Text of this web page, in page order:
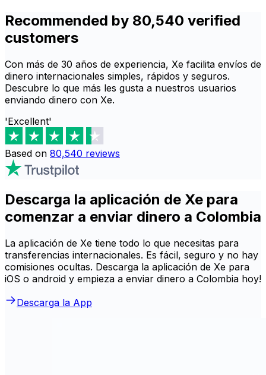
Recommended by 80,540 verified
customers
Con más de 30 años de experiencia, Xe facilita envíos de
dinero internacionales simples, rápidos y seguros.
Descubre lo que más les gusta a nuestros usuarios
enviando dinero con Xe.
'Excellent'
Based on 80,540 reviews
Descarga la aplicación de Xe para
comenzar a enviar dinero a Colombia
La aplicación de Xe tiene todo lo que necesitas para
transferencias internacionales. Es fácil, seguro y no hay
comisiones ocultas. Descarga la aplicación de Xe para
iOS o android y empieza a enviar dinero a Colombia hoy!
Descarga la App